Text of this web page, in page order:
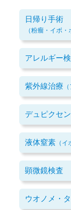
日帰り手術
（粉瘤・イボ
アレルギー
紫外線治療
デュピクセン
液体窒素 （
顕微鏡検査
ウオノメ・